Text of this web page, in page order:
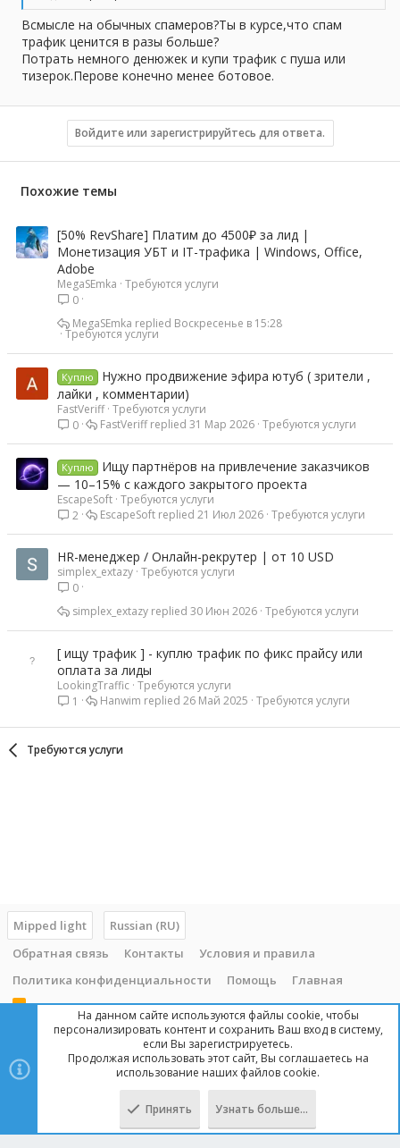
Всмысле на обычных спамеров?Ты в курсе,что спам
трафик ценится в разы больше?
Потрать немного денюжек и купи трафик с пуша или
тизерок.Перове конечно менее ботовое.
Войдите или зарегистрируйтесь для ответа.
Похожие темы
[50% RevShare] Платим до 4500₽ за лид |
Монетизация УБТ и IT-трафика | Windows, Office,
Adobe
MegaSEmka Требуются услуги
0
Требуются услуги
Воскресенье в 15:28
MegaSEmka
Куплю
Нужно продвижение эфира ютуб ( зрители ,
лайки , комментарии)
FastVeriff Требуются услуги
0
Требуются услуги
31 Мар 2026
FastVeriff
Куплю
Ищу партнёров на привлечение заказчиков
— 10–15% с каждого закрытого проекта
EscapeSoft Требуются услуги
2
Требуются услуги
21 Июл 2026
EscapeSoft
HR-менеджер / Онлайн-рекрутер | от 10 USD
simplex_extazy Требуются услуги
0
Требуются услуги
30 Июн 2026
simplex_extazy
[ ищу трафик ] - куплю трафик по фикс прайсу или
оплата за лиды
LookingTraffic Требуются услуги
1
Требуются услуги
26 Май 2025
Hanwim
Требуются услуги
Mipped light
Russian (RU)
Обратная связь
Контакты
Условия и правила
Политика конфиденциальности
Помощь Главная
R
Copyright © 2014 - 2025, mipped.com. Все права защищены. При
копировании материала с сайта, обратная ссылка обязательна!
На данном сайте используются файлы cookie, чтобы
персонализировать контент и сохранить Ваш вход в систему,
если Вы зарегистрируетесь.
Продолжая использовать этот сайт, Вы соглашаетесь на
использование наших файлов cookie.
Принять Узнать больше…